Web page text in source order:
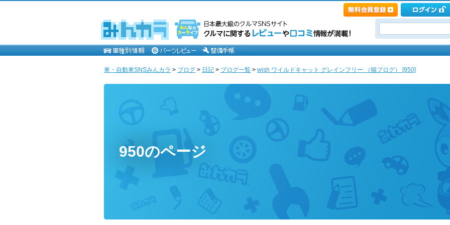
車・自動車SNSみんカラ > ブログ > 日記 > ブログ一覧 > wish ワイルドキャット グレインフリー （猫ブログ） [950]
950のページ